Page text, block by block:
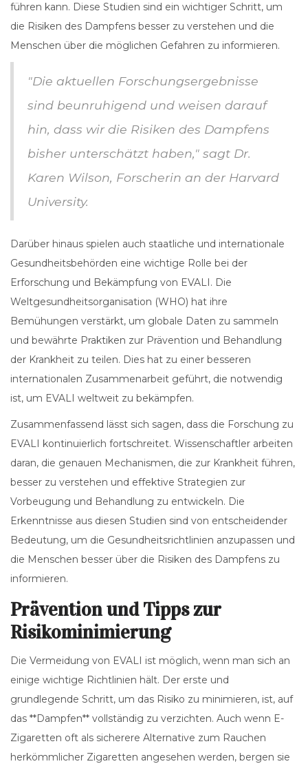
führen kann. Diese Studien sind ein wichtiger Schritt, um
die Risiken des Dampfens besser zu verstehen und die
Menschen über die möglichen Gefahren zu informieren.
"Die aktuellen Forschungsergebnisse
sind beunruhigend und weisen darauf
hin, dass wir die Risiken des Dampfens
bisher unterschätzt haben," sagt Dr.
Karen Wilson, Forscherin an der Harvard
University.
Darüber hinaus spielen auch staatliche und internationale
Gesundheitsbehörden eine wichtige Rolle bei der
Erforschung und Bekämpfung von EVALI. Die
Weltgesundheitsorganisation (WHO) hat ihre
Bemühungen verstärkt, um globale Daten zu sammeln
und bewährte Praktiken zur Prävention und Behandlung
der Krankheit zu teilen. Dies hat zu einer besseren
internationalen Zusammenarbeit geführt, die notwendig
ist, um EVALI weltweit zu bekämpfen.
Zusammenfassend lässt sich sagen, dass die Forschung zu
EVALI kontinuierlich fortschreitet. Wissenschaftler arbeiten
daran, die genauen Mechanismen, die zur Krankheit führen,
besser zu verstehen und effektive Strategien zur
Vorbeugung und Behandlung zu entwickeln. Die
Erkenntnisse aus diesen Studien sind von entscheidender
Bedeutung, um die Gesundheitsrichtlinien anzupassen und
die Menschen besser über die Risiken des Dampfens zu
informieren.
Prävention und Tipps zur
Risikominimierung
Die Vermeidung von EVALI ist möglich, wenn man sich an
einige wichtige Richtlinien hält. Der erste und
grundlegende Schritt, um das Risiko zu minimieren, ist, auf
das **Dampfen** vollständig zu verzichten. Auch wenn E-
Zigaretten oft als sicherere Alternative zum Rauchen
herkömmlicher Zigaretten angesehen werden, bergen sie